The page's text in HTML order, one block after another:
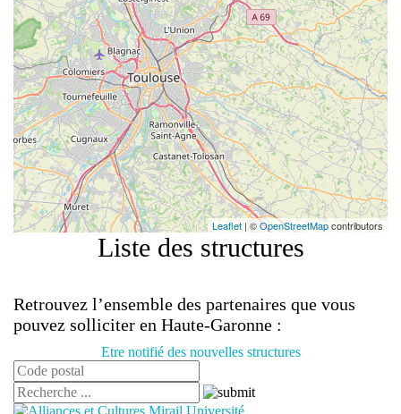
Leaflet | ©OpenStreetMapcontributors
Liste des structures
Retrouvez l’ensemble des partenaires que vous
pouvez solliciter en Haute-Garonne :
Etre notifié des nouvelles structures